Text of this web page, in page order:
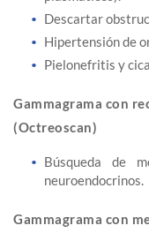
Descartar
Hipertensión de
Pielonefritis y
Gammagrama con
(Octreoscan)
Búsqueda de
neuroendocrinos.
Gammagrama con